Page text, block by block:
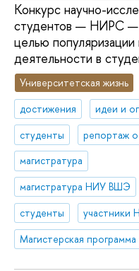
Конкурс научно-
студентов — НИРС —
целью
деятельности в
Университетская жизнь
достижения
идеи и
студенты
репортаж
магистратура
магистратура НИУ ВШЭ
студенты
участники